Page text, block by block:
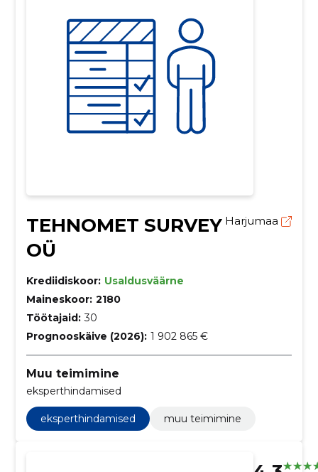
TEHNOMET SURVEY
OÜ
Harjumaa
Krediidiskoor: Usaldusväärne
Maineskoor: 2180
Töötajaid: 30
Prognooskäive (2026): 1 902 865 €
Muu teimimine
eksperthindamised
eksperthindamised muu teimimine